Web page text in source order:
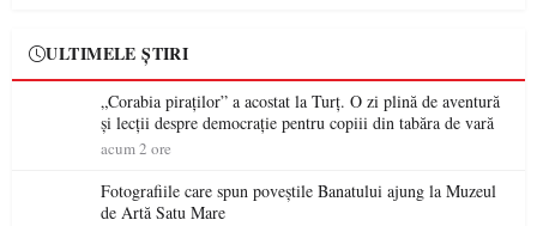
ULTIMELE ȘTIRI
„Corabia piraților” a acostat la Turț. O zi plină de aventură
și lecții despre democrație pentru copiii din tabăra de vară
acum 2 ore
Fotografiile care spun poveștile Banatului ajung la Muzeul
de Artă Satu Mare